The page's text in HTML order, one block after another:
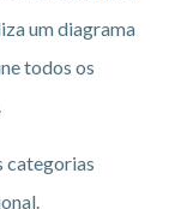
um diagrama
todos os
categorias